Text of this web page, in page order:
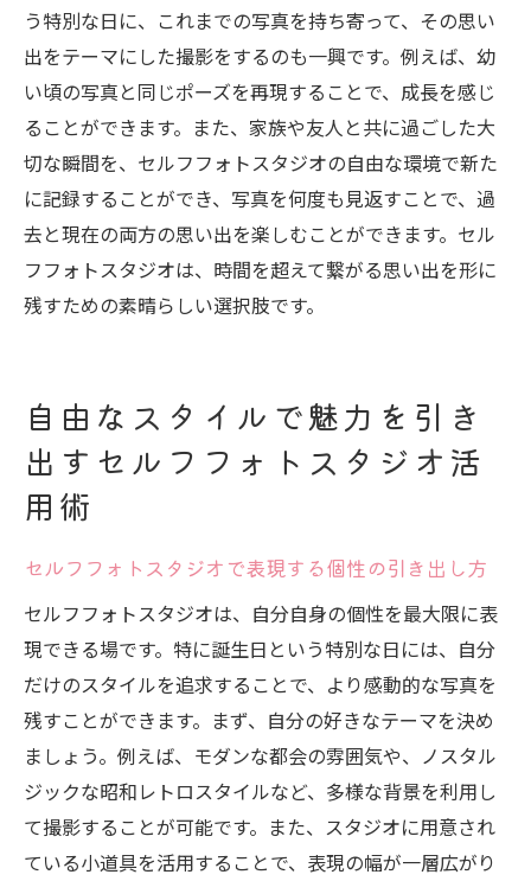
感動を写真だけでなく、アルバムとして形
に残す
個性を表現するセルフフォトスタジオでの自由
な撮影体験
自分らしい表現を引き出すための準備
セルフフォトスタジオでの自由なポージン
グ術
な写真編集
自分だけのストーリーを写真で表現する
う特別な日に、これまでの写真を持ち寄って、その思い
出をテーマにした撮影をするのも一興です。例えば、幼
い頃の写真と同じポーズを再現することで、成長を感じ
ることができます。また、家族や友人と共に過ごした大
切な瞬間を、セルフフォトスタジオの自由な環境で新た
に記録することができ、写真を何度も見返すことで、過
去と現在の両方の思い出を楽しむことができます。セル
フフォトスタジオは、時間を超えて繋がる思い出を形に
残すための素晴らしい選択肢です。
自由なスタイルで魅力を引き
出すセルフフォトスタジオ活
用術
セルフフォトスタジオで表現する個性の引き出し方
セルフフォトスタジオは、自分自身の個性を最大限に表
現できる場です。特に誕生日という特別な日には、自分
だけのスタイルを追求することで、より感動的な写真を
残すことができます。まず、自分の好きなテーマを決め
ましょう。例えば、モダンな都会の雰囲気や、ノスタル
ジックな昭和レトロスタイルなど、多様な背景を利用し
て撮影することが可能です。また、スタジオに用意され
ている小道具を活用することで、表現の幅が一層広がり